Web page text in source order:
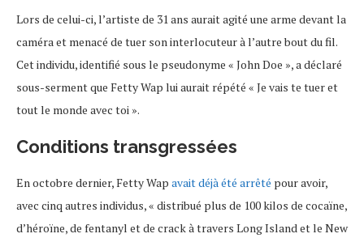
Lors de celui-ci, l’artiste de 31 ans aurait agité une arme devant la
caméra et menacé de tuer son interlocuteur à l’autre bout du fil.
Cet individu, identifié sous le pseudonyme « John Doe », a déclaré
sous-serment que Fetty Wap lui aurait répété « Je vais te tuer et
tout le monde avec toi ».
Conditions transgressées
En octobre dernier, Fetty Wap avait déjà été arrêté pour avoir,
avec cinq autres individus, « distribué plus de 100 kilos de cocaïne,
d’héroïne, de fentanyl et de crack à travers Long Island et le New